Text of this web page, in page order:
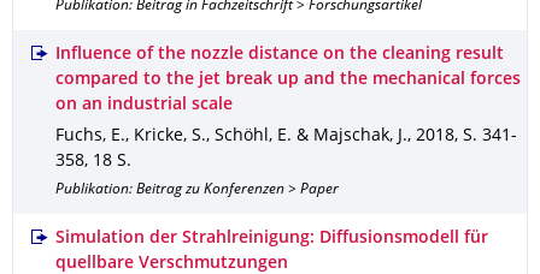
Publikation: Beitrag in Fachzeitschrift > Forschungsartikel
Influence of the nozzle distance on the cleaning result
compared to the jet break up and the mechanical forces
on an industrial scale
Fuchs, E., Kricke, S., Schöhl, E. & Majschak, J., 2018, S. 341-
358, 18 S.
Publikation: Beitrag zu Konferenzen > Paper
Simulation der Strahlreinigung: Diffusionsmodell für
quellbare Verschmutzungen